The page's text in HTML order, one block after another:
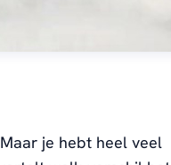
je hebt heel veel